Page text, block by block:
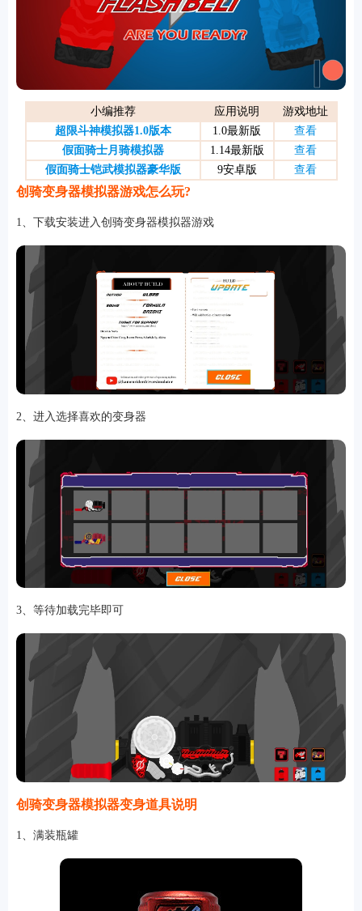
软件
小编推荐 应用说明
游戏地址
超限斗神模拟器1.0版本
1.0最新版
查看
假面骑士月骑模拟器
1.14最新版
查看
假面骑士铠武模拟器豪华版
9安卓版 查看
创骑变身器模拟器游戏怎么玩?
1、下载安装进入创骑变身器模拟器游戏
2、进入选择喜欢的变身器
3、等待加载完毕即可
创骑变身器模拟器变身道具说明
1、满装瓶罐